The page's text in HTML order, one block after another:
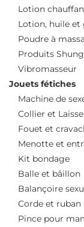
Lotion
Lotion, huile
Poudre à
Produits
Vibromasseur
Jouets fétiches
Machine de
Collier et Laisse
Fouet et
Menotte et
Kit bondage
Balle et bâillon
Balançoire
Corde et ruban
Pince pour